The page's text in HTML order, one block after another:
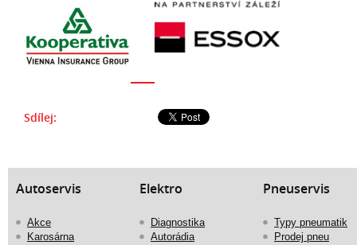
Sdílej:
Autoservis
Akce
Karosárna
Elektro
Diagnostika
Autorádia
Pneuservis
Typy pneumatik
Prodej pneu